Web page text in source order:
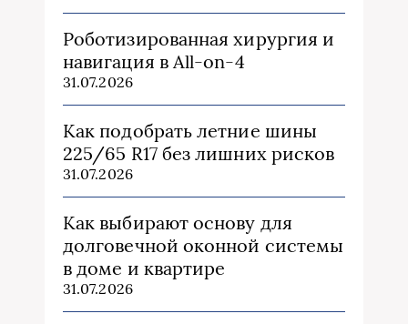
Роботизированная хирургия и
навигация в All-on-4
31.07.2026
Как подобрать летние шины
225/65 R17 без лишних рисков
31.07.2026
Как выбирают основу для
долговечной оконной системы
в доме и квартире
31.07.2026